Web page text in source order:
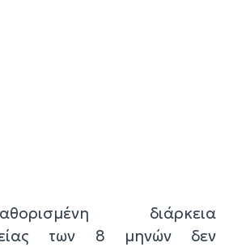
διάρκεια
των 8 μηνών δεν